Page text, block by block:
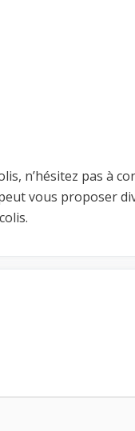
n’hésitez pas à
vous proposer